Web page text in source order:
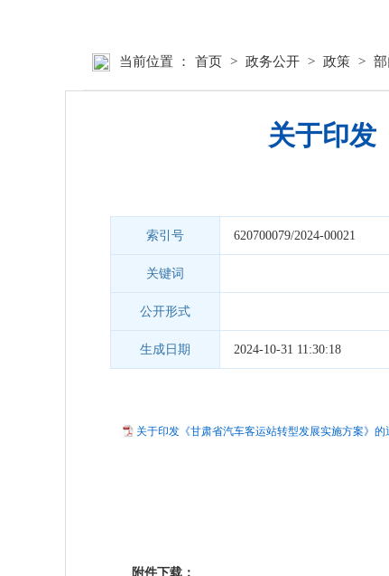
当前位置 ： 首页 > 政务公开 > 政策 >
关于印发
索引号 620700079/2024-00021
关键词
公开形式
生成日期 2024-10-31 11:30:18
关于印发《甘肃省汽车客运站转型发展实施方案》的
附件下载：